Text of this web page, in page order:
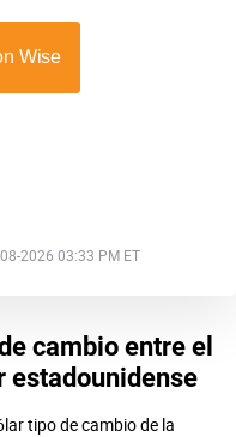
2026 03:33 PM ET
cambio entre el
estadounidense
tipo de cambio de la